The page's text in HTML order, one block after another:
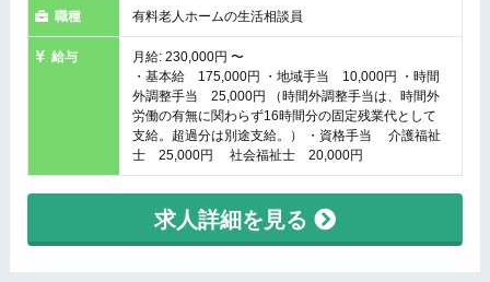
職種 有料老人ホームの生活相談員
給与
月給: 230,000円 〜
・基本給 175,000円 ・地域手当 10,000円 ・時間
外調整手当 25,000円 （時間外調整手当は、時間外
労働の有無に関わらず16時間分の固定残業代として
支給。超過分は別途支給。） ・資格手当 介護福祉
士 25,000円 社会福祉士 20,000円
求人詳細を見る